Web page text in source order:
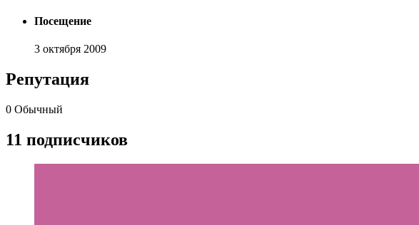
Посещение
3 октября 2009
Репутация
0 Обычный
11 подписчиков